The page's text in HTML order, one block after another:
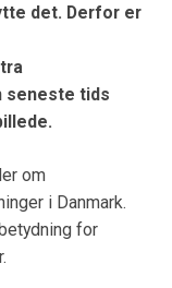
det. Derfor er
seneste tids
om
i Danmark.
for